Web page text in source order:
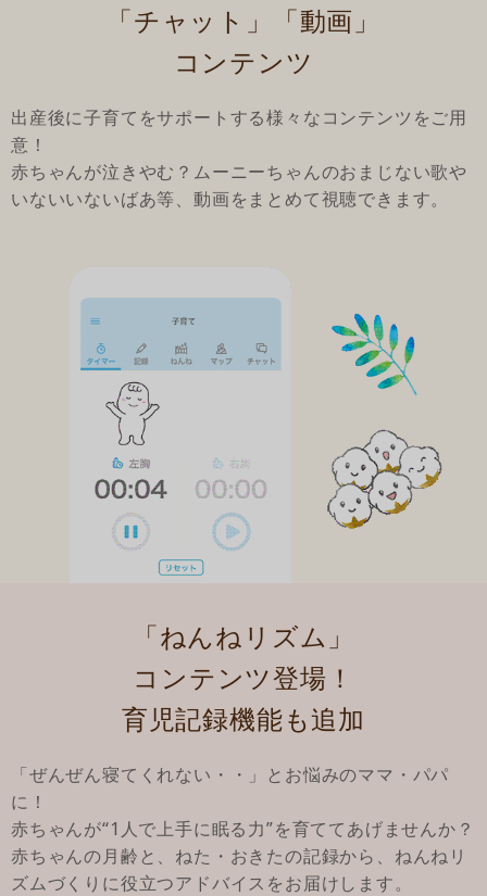
「チャット」「動画」
コンテンツ
出産後に子育てをサポートする様々なコンテンツをご用
意！
赤ちゃんが泣きやむ？ムーニーちゃんのおまじない歌や
いないいないばあ等、動画をまとめて視聴できます。
「ねんねリズム」
コンテンツ登場！
育児記録機能も追加
「ぜんぜん寝てくれない・・」とお悩みのママ・パパ
に！
赤ちゃんが“1人で上手に眠る力”を育ててあげませんか？
赤ちゃんの月齢と、ねた・おきたの記録から、ねんねリ
ズムづくりに役立つアドバイスをお届けします。